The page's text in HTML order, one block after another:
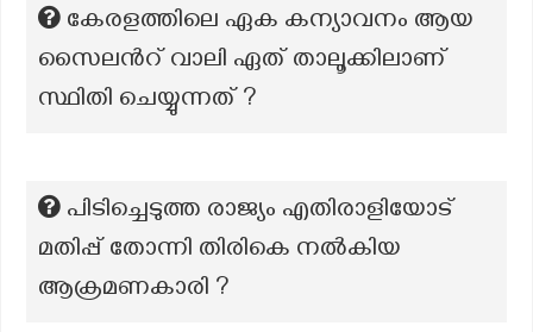
കേരളത്തിലെ ഏക കന്യാവനം ആയ
സൈലൻറ് വാലി ഏത് താലൂക്കിലാണ്
സ്ഥിതി ചെയ്യുന്നത് ?
പിടിച്ചെടുത്ത രാജ്യം എതിരാളിയോട്
മതിപ്പ് തോന്നി തിരികെ നൽകിയ
ആക്രമണകാരി ?